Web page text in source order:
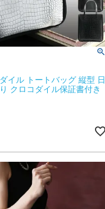
イル トートバッグ 縦型 日
クロコダイル保証書付き